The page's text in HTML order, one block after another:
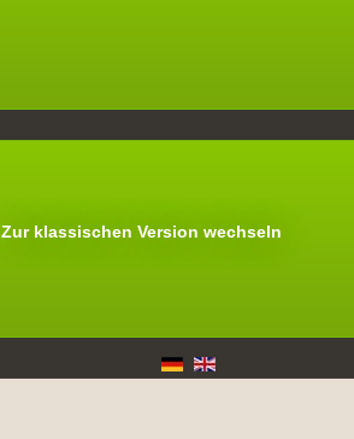
Zur klassischen Version wechseln